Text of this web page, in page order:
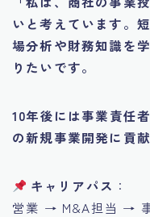
いと考えています。
場分析や財務知識を
りたいです。
10年後には事業責任
の新規事業開発に貢
キャリアパス ：
営業 → M&A担当 →